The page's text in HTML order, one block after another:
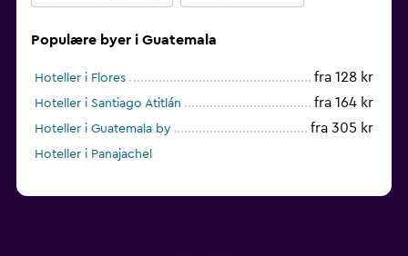
Populære byer i Guatemala
Hoteller i Flores fra 128 kr
Hoteller i Santiago Atitlán fra 164 kr
Hoteller i Guatemala by fra 305 kr
Hoteller i Panajachel